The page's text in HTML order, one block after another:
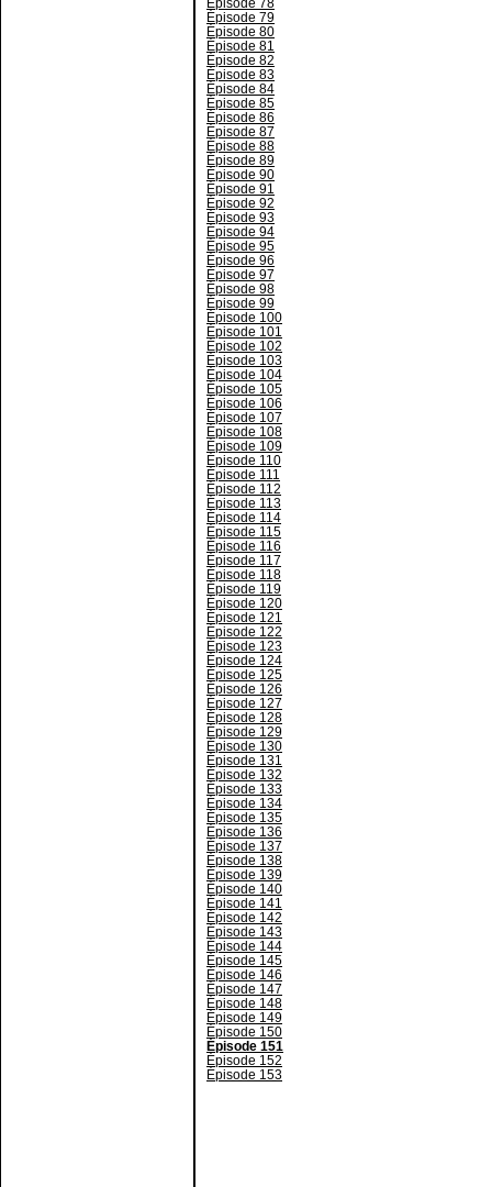
Épisode 78
Épisode 79
Épisode 80
Épisode 81
Épisode 82
Épisode 83
Épisode 84
Épisode 85
Épisode 86
Épisode 87
Épisode 88
Épisode 89
Épisode 90
Épisode 91
Épisode 92
Épisode 93
Épisode 94
Épisode 95
Épisode 96
Épisode 97
Épisode 98
Épisode 99
Épisode 100
Épisode 101
Épisode 102
Épisode 103
Épisode 104
Épisode 105
Épisode 106
Épisode 107
Épisode 108
Épisode 109
Épisode 110
Épisode 111
Épisode 112
Épisode 113
Épisode 114
Épisode 115
Épisode 116
Épisode 117
Épisode 118
Épisode 119
Épisode 120
Épisode 121
Épisode 122
Épisode 123
Épisode 124
Épisode 125
Épisode 126
Épisode 127
Épisode 128
Épisode 129
Épisode 130
Épisode 131
Épisode 132
Épisode 133
Épisode 134
Épisode 135
Épisode 136
Épisode 137
Épisode 138
Épisode 139
Épisode 140
Épisode 141
Épisode 142
Épisode 143
Épisode 144
Épisode 145
Épisode 146
Épisode 147
Épisode 148
Épisode 149
Épisode 150
Épisode 151
Épisode 152
Épisode 153